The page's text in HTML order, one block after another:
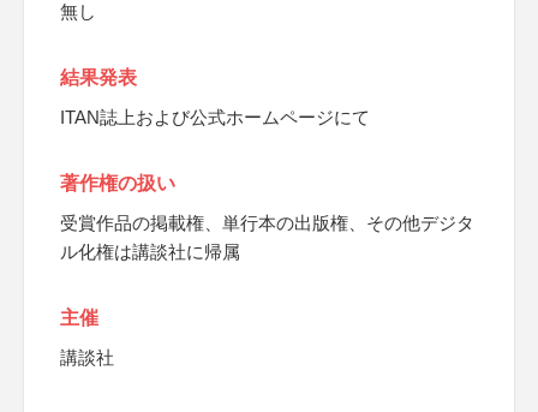
無し
結果発表
ITAN誌上および公式ホームページにて
著作権の扱い
受賞作品の掲載権、単行本の出版権、その他デジタ
ル化権は講談社に帰属
主催
講談社